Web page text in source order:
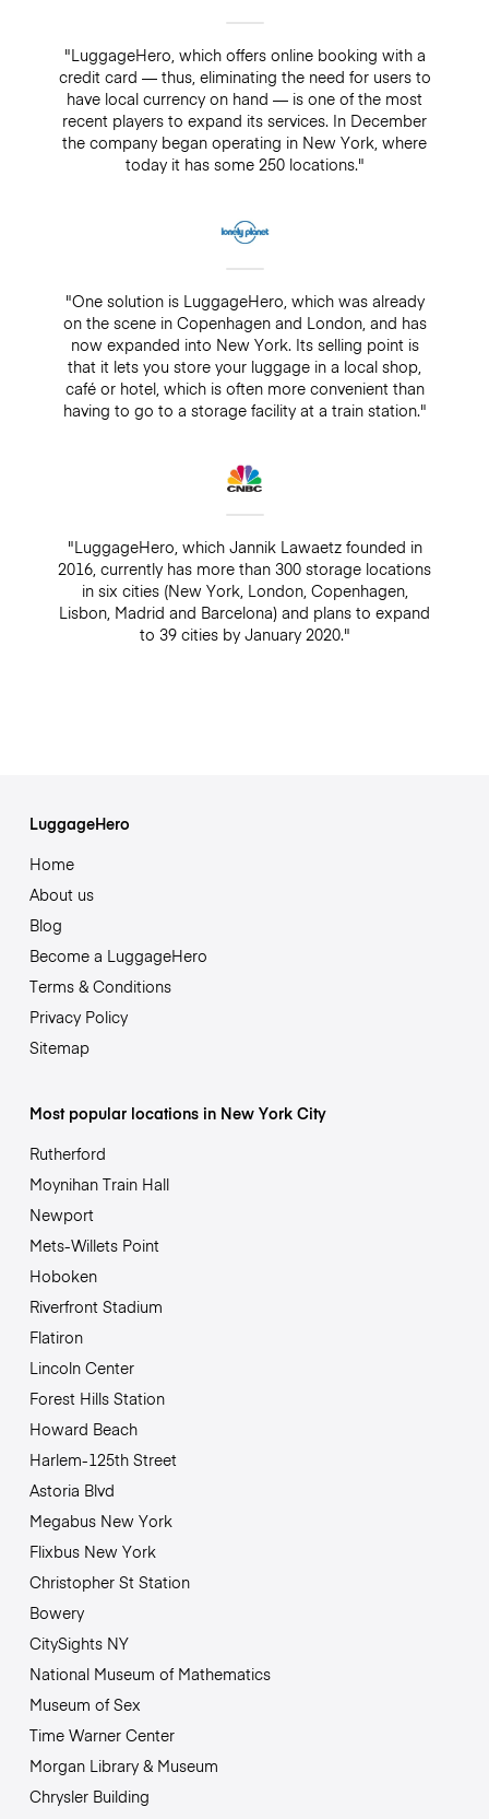
"LuggageHero, which offers online booking with a
credit card — thus, eliminating the need for users to
have local currency on hand — is one of the most
recent players to expand its services. In December
the company began operating in New York, where
today it has some 250 locations."
"One solution is LuggageHero, which was already
on the scene in Copenhagen and London, and has
now expanded into New York. Its selling point is
that it lets you store your luggage in a local shop,
café or hotel, which is often more convenient than
having to go to a storage facility at a train station."
"LuggageHero, which Jannik Lawaetz founded in
2016, currently has more than 300 storage locations
in six cities (New York, London, Copenhagen,
Lisbon, Madrid and Barcelona) and plans to expand
to 39 cities by January 2020."
LuggageHero
Home
About us
Blog
Become a LuggageHero
Terms & Conditions
Privacy Policy
Sitemap
Most popular locations in New York City
Rutherford
Moynihan Train Hall
Newport
Mets-Willets Point
Hoboken
Riverfront Stadium
Flatiron
Lincoln Center
Forest Hills Station
Howard Beach
Harlem-125th Street
Astoria Blvd
Megabus New York
Flixbus New York
Christopher St Station
Bowery
CitySights NY
National Museum of Mathematics
Museum of Sex
Time Warner Center
Morgan Library & Museum
Chrysler Building